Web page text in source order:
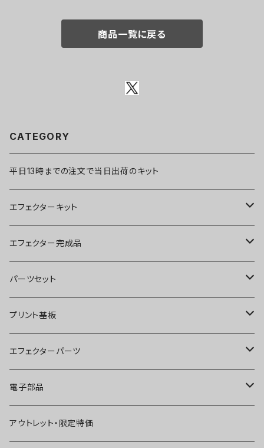
商品一覧に戻る
CATEGORY
平日13時までの注文で当日出荷のキット
エフェクターキット
ブースター
オーバードライブ
ディストーション
ファズ
プリアンプ
空間系
エフェクター完成品
ブースター
オーバードライブ
ディストーション
ファズ
空間系
パーツセット
ブースター
オーバードライブ
ディストーション
ファズ
プリント基板
オーバードライブ
ディストーション
ファズ
エフェクターパーツ
スイッチ
ジャック
電子部品
IC
アウトレット・限定特価